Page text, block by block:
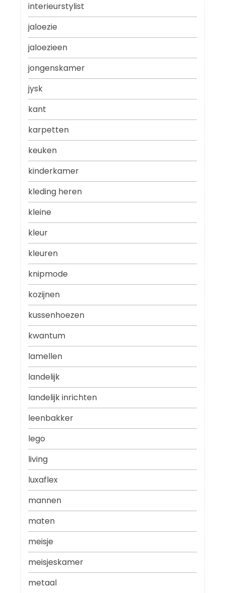
interieurstylist
jaloezie
jaloezieen
jongenskamer
jysk
kant
karpetten
keuken
kinderkamer
kleding heren
kleine
kleur
kleuren
knipmode
kozijnen
kussenhoezen
kwantum
lamellen
landelijk
landelijk inrichten
leenbakker
lego
living
luxaflex
mannen
maten
meisje
meisjeskamer
metaal